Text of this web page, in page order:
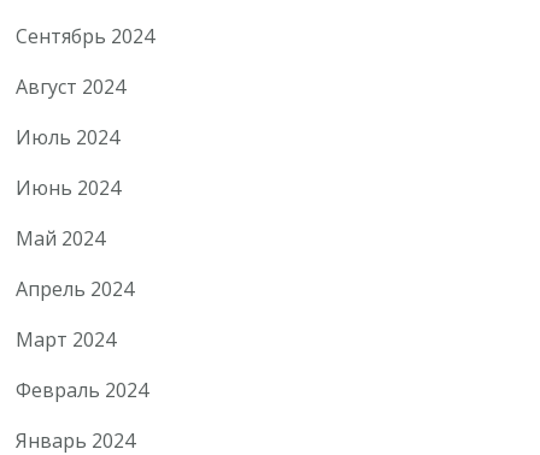
Сентябрь 2024
Август 2024
Июль 2024
Июнь 2024
Май 2024
Апрель 2024
Март 2024
Февраль 2024
Январь 2024